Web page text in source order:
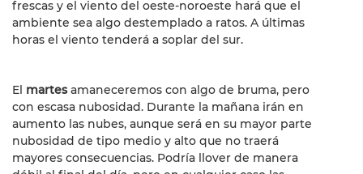
frescas y el viento del oeste-noroeste hará que el
ambiente sea algo destemplado a ratos. A últimas
horas el viento tenderá a soplar del sur.
El martesamaneceremos con algo de bruma, pero
con escasa nubosidad. Durante la mañana irán en
aumento las nubes, aunque será en su mayor parte
nubosidad de tipo medio y alto que no traerá
mayores consecuencias. Podría llover de manera